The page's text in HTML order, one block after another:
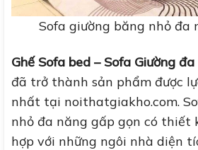
Sofa giường băng nhỏ đa
Ghế Sofa bed – Sofa Giường
đã trở thành sản phẩm được
nhất tại noithatgiakho.com.
nhỏ đa năng gấp gọn có thiết
hợp với những ngôi nhà diện